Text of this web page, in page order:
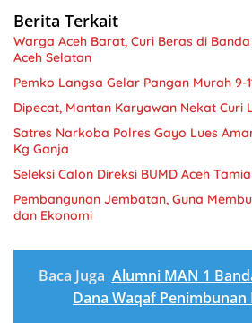
Berita Terkait
Warga Aceh Barat, Curi Beras di
Aceh Selatan
Pemko Langsa Gelar Pangan Murah 9-
Dipecat, Mantan Karyawan Nekat Curi
Satres Narkoba Polres Gayo Lues
Kg Ganja
Seleksi Calon Direksi BUMD Aceh
Pembangunan Jembatan, Guna
dan Ekonomi
Baca Juga Alumni MAN 1
Dana Waqaf Penimbunan